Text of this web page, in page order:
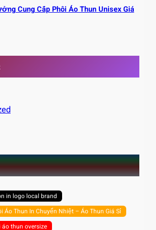
Cung Cấp Phôi Áo Thun Unisex Giá
in logo local brand
Áo Thun In Chuyển Nhiệt – Áo Thun Giá Sỉ
thun oversize